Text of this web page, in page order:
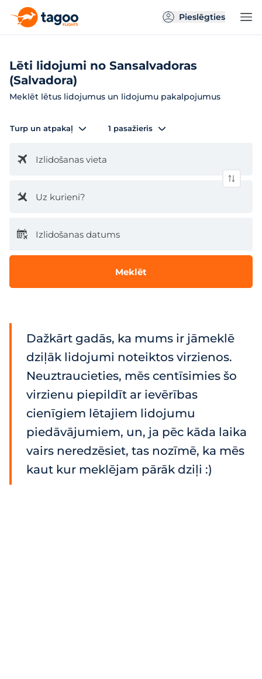
Pieslēgties
Lēti lidojumi no Sansalvadoras
(Salvadora)
Meklēt lētus lidojumus un lidojumu pakalpojumus
Turp un atpakaļ 1 pasažieris
Izlidošanas vieta
Uz kurieni?
Izlidošanas datums
Meklēt
Dažkārt gadās, ka mums ir jāmeklē
dziļāk lidojumi noteiktos virzienos.
Neuztraucieties, mēs centīsimies šo
virzienu piepildīt ar ievērības
cienīgiem lētajiem lidojumu
piedāvājumiem, un, ja pēc kāda laika
vairs neredzēsiet, tas nozīmē, ka mēs
kaut kur meklējam pārāk dziļi :)